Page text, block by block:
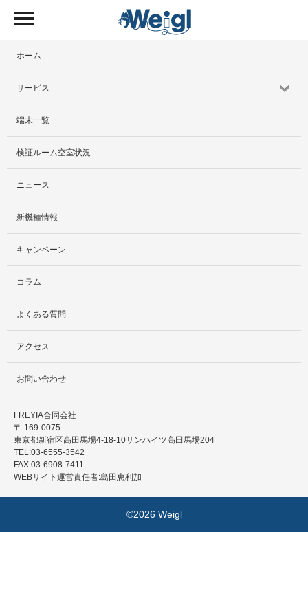
ホーム
サービス
サービス紹介
社外貸出プラン
検証ルーム
料金プラン
レンタルルームプラン
お手軽検証パック
端末一覧
検証ルーム空室状況
ニュース
新機種情報
キャンペーン
コラム
よくある質問
アクセス
お問い合わせ
FREYIA合同会社
〒 169-0075
東京都新宿区高田馬場4-18-10サンハイツ高田馬場204
TEL:03-6555-3542
FAX:03-6908-7411
WEBサイト運営責任者:島田恵利加
©2026 Weigl